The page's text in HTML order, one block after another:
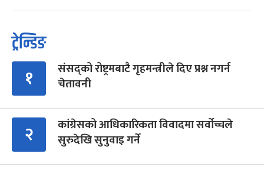
ट्रेन्डिङ
१
संसद्को रोष्ट्रमबाटै गृहमन्त्रीले दिए प्रश्न नगर्न
चेतावनी
२
कांग्रेसको आधिकारिकता विवादमा सर्वोच्चले
सुरुदेखि सुनुवाइ गर्ने